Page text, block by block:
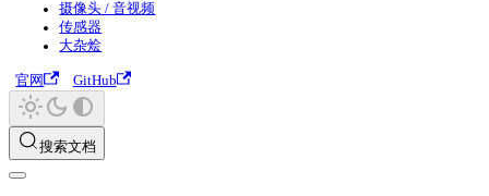
摄像头 / 音视频
传感器
大杂烩
官网 GitHub
搜索文档